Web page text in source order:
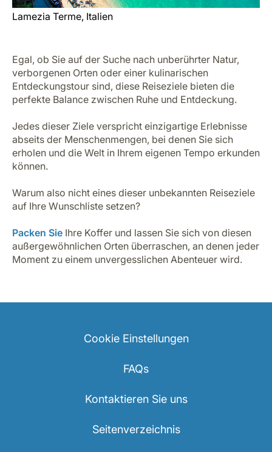
Lamezia Terme, Italien
Egal, ob Sie auf der Suche nach unberührter Natur,
verborgenen Orten oder einer kulinarischen
Entdeckungstour sind, diese Reiseziele bieten die
perfekte Balance zwischen Ruhe und Entdeckung.
Jedes dieser Ziele verspricht einzigartige Erlebnisse
abseits der Menschenmengen, bei denen Sie sich
erholen und die Welt in Ihrem eigenen Tempo erkunden
können.
Warum also nicht eines dieser unbekannten Reiseziele
auf Ihre Wunschliste setzen?
Packen Sie Ihre Koffer und lassen Sie sich von diesen
außergewöhnlichen Orten überraschen, an denen jeder
Moment zu einem unvergesslichen Abenteuer wird.
Cookie Einstellungen
FAQs
Kontaktieren Sie uns
Seitenverzeichnis